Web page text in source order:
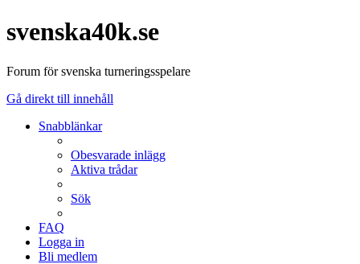
svenska40k.se
Forum för svenska turneringsspelare
Gå direkt till innehåll
Snabblänkar
Obesvarade inlägg
Aktiva trådar
Sök
FAQ
Logga in
Bli medlem